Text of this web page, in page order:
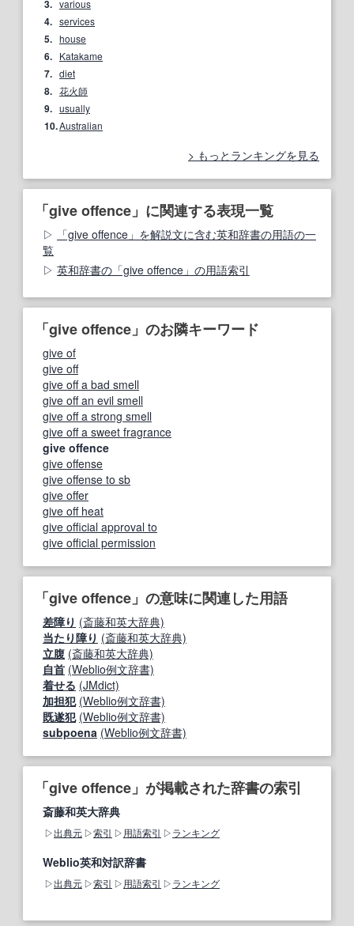
3. various
4. services
5. house
6. Katakame
7. diet
8. 花火師
9. usually
10.Australian
もっとランキングを見る
「give offence」に関連する表現一覧
「give offence」を解説文に含む英和辞書の用語の一
覧
英和辞書の「give offence」の用語索引
「give offence」のお隣キーワード
give of
give off
give off a bad smell
give off an evil smell
give off a strong smell
give off a sweet fragrance
give offence
give offense
give offense to sb
give offer
give off heat
give official approval to
give official permission
「give offence」の意味に関連した用語
差障り (斎藤和英大辞典)
当たり障り (斎藤和英大辞典)
立腹 (斎藤和英大辞典)
自首 (Weblio例文辞書)
着せる (JMdict)
加担犯 (Weblio例文辞書)
既遂犯 (Weblio例文辞書)
subpoena (Weblio例文辞書)
「give offence」が掲載された辞書の索引
斎藤和英大辞典
出典元 索引 用語索引 ランキング
Weblio英和対訳辞書
出典元 索引 用語索引 ランキング